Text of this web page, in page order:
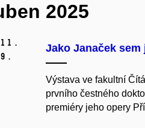
2025
11.
9.
Jako Janaček
Výstava ve fakultní
prvního čestného
premiéry jeho opery